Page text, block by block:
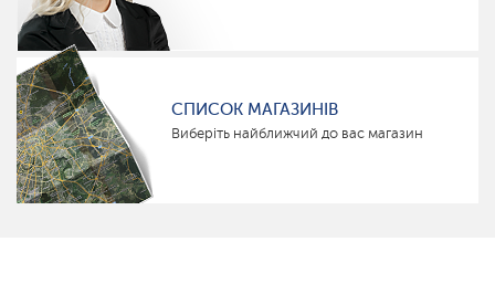
СПИСОК МАГАЗИНІВ
Виберіть найближчий до вас магазин